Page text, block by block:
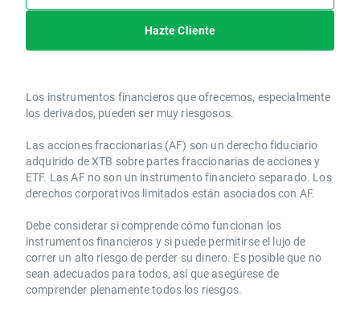
Hazte Cliente
Los instrumentos financieros que ofrecemos, especialmente
los derivados, pueden ser muy riesgosos.
Las acciones fraccionarias (AF) son un derecho fiduciario
adquirido de XTB sobre partes fraccionarias de acciones y
ETF. Las AF no son un instrumento financiero separado. Los
derechos corporativos limitados están asociados con AF.
Debe considerar si comprende cómo funcionan los
instrumentos financieros y si puede permitirse el lujo de
correr un alto riesgo de perder su dinero. Es posible que no
sean adecuados para todos, así que asegúrese de
comprender plenamente todos los riesgos.